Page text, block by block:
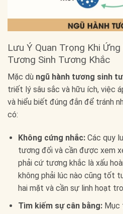
Lưu Ý Quan Trọng Khi
Tương Sinh Tương Khắc
Mặc dù ngũ hành tương sinh
triết lý sâu sắc và hữu ích, việc
và hiểu biết đúng đắn để tránh
có:
Không cứng nhắc:Các quy
tương đối và cần được xem
phải cứ tương khắc là xấu
không phải lúc nào cũng tốt
hai mặt và cần sự linh hoạt
Tìm kiếm sự cân bằng:Mục